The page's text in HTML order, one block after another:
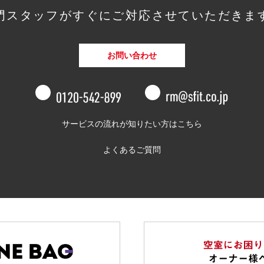
スタッフがすぐに ご対応させていただきま
お問い合わせ
0120-542-899
サービスの流れが知りたい方はこちら
よくあるご質問